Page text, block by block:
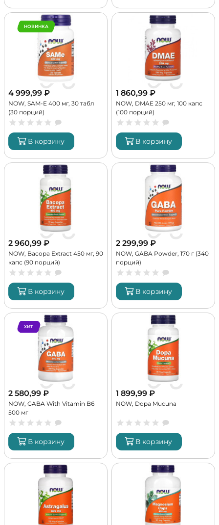
НОВИНКА
4 999,99 ₽
NOW, SAM-E 400 мг, 30 табл
(30 порций)
В корзину
1 860,99 ₽
NOW, DMAE 250 мг, 100 капс
(100 порций)
В корзину
2 960,99 ₽
NOW, Bacopa Extract 450 мг, 90
капс (90 порций)
В корзину
2 299,99 ₽
NOW, GABA Powder, 170 г (340
порций)
В корзину
ХИТ
2 580,99 ₽
NOW, GABA With Vitamin B6
500 мг
В корзину
1 899,99 ₽
NOW, Dopa Mucuna
В корзину